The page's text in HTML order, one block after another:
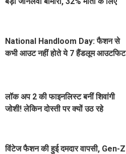
National Handloom Day: फैशन से
कभी आउट नहीं होते ये 7 हैंडलूम आउटफिट
लॉक अप 2 की फाइनलिस्ट बनीं शिवांगी
जोशी! लेकिन दोस्ती पर क्यों उठ रहे
विंटेज फैशन की हुई दमदार वापसी, Gen-Z